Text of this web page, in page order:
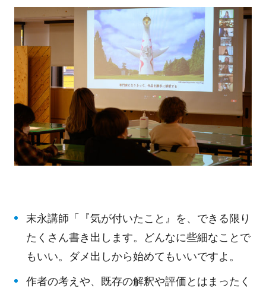
末永講師「『気が付いたこと』を、できる限り
たくさん書き出します。どんなに些細なことで
もいい。ダメ出しから始めてもいいですよ。
作者の考えや、既存の解釈や評価とはまったく